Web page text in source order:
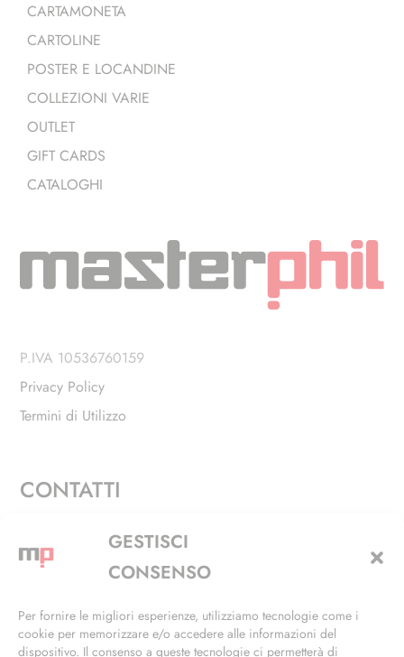
GESTISCI
CONSENSO
Per fornire le migliori esperienze, utilizziamo tecnologie come i
cookie per memorizzare e/o accedere alle informazioni del
dispositivo. Il consenso a queste tecnologie ci permetterà di
CARTAMONETA
CARTOLINE
POSTER E LOCANDINE
COLLEZIONI VARIE
OUTLET
GIFT CARDS
CATALOGHI
P.IVA 10536760159
Privacy Policy
Termini di Utilizzo
CONTATTI
Via Alfieri, 27 - Trezzano Sul Naviglio (MI)
+39 02 4846 3155
info@masterphil.it